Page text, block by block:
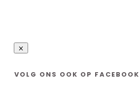
VOLG ONS OOK OP FACEBOOK